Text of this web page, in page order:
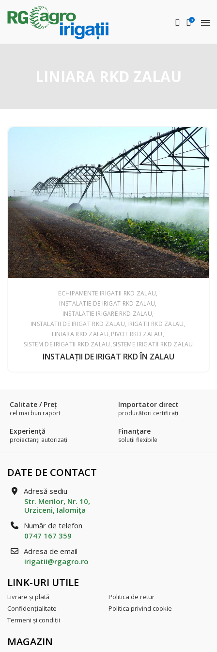
0
LINIARA RKD ZALAU
ECHIPAMENTE IRIGATII RKD ZALAU
INSTALATIE DE IRIGAT RKD ZALAU
INSTALATIE IRIGARE RKD ZALAU
INSTALATII DE IRIGAT RKD ZALAU IRIGATII RKD ZALAU
LINIARA RKD ZALAU PIVOT RKD ZALAU
SISTEM DE IRIGATII RKD ZALAU SISTEME IRIGATII RKD ZALAU
INSTALAŢII DE IRIGAT RKD ÎN ZALAU
Calitate / Preţ
cel mai bun raport
Importator direct
producători certificaţi
Experienţă
proiectanți autorizați
Finanțare
soluții flexibile
DATE DE CONTACT
Adresă sediu
Str. Merilor, Nr. 10,
Urziceni, Ialomiţa
Număr de telefon
0747 167 359
Adresa de email
irigatii@rgagro.ro
LINK-URI UTILE
Livrare şi plată
Politica de retur
Confidenţialitate
Politica privind cookie
Termeni şi condiţii
MAGAZIN